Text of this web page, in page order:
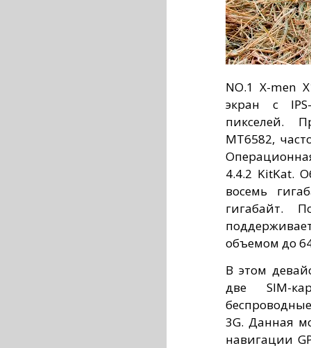
NO.1 X-men
экран с
пикселей.
MT6582,
4.4.2 KitKat.
восемь
гигабайт.
объемом до
В этом
две SIM-
3G. Данная
навигации